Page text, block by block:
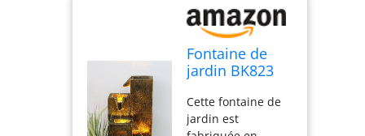
Fontaine de
jardin BK823
- Fontaine pour
terrasse ou
Cette fontaine de
jardin est